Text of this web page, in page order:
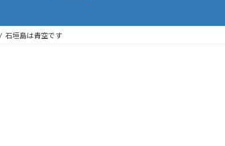
石垣島は青空です